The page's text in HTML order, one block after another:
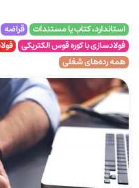
استاندارد، کتاب یا مستندات قراضه
فولادسازی با کوره قوس الکتریکی
همه رده‌های شغلی